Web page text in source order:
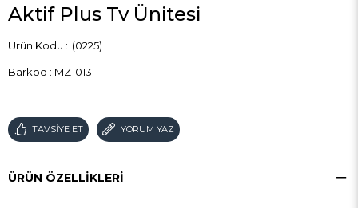
Aktif Plus Tv Ünitesi
(0225)
Barkod : MZ-013
TAVSIYE ET YORUM YAZ
ÜRÜN ÖZELLIKLERI